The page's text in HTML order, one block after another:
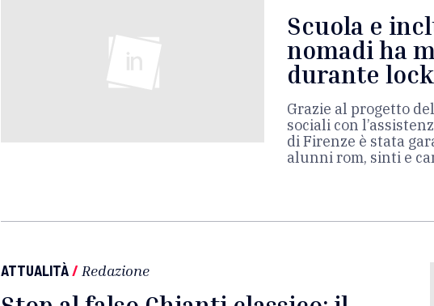
Scuola e
nomadi ha
durante
Grazie al progetto
sociali con
di Firenze è stata
alunni rom, sinti e
ATTUALITÀ/ Redazione